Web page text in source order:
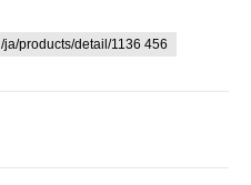
/ja/products/detail/1136 456